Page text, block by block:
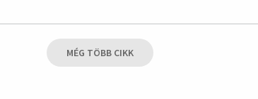
MÉG TÖBB CIKK